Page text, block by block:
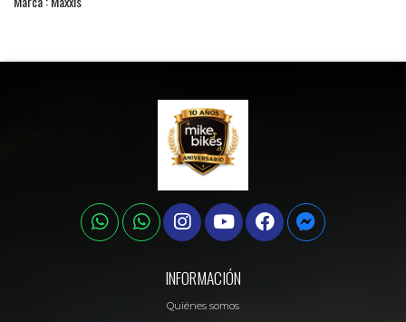
INFORMACIÓN
Quiénes somos